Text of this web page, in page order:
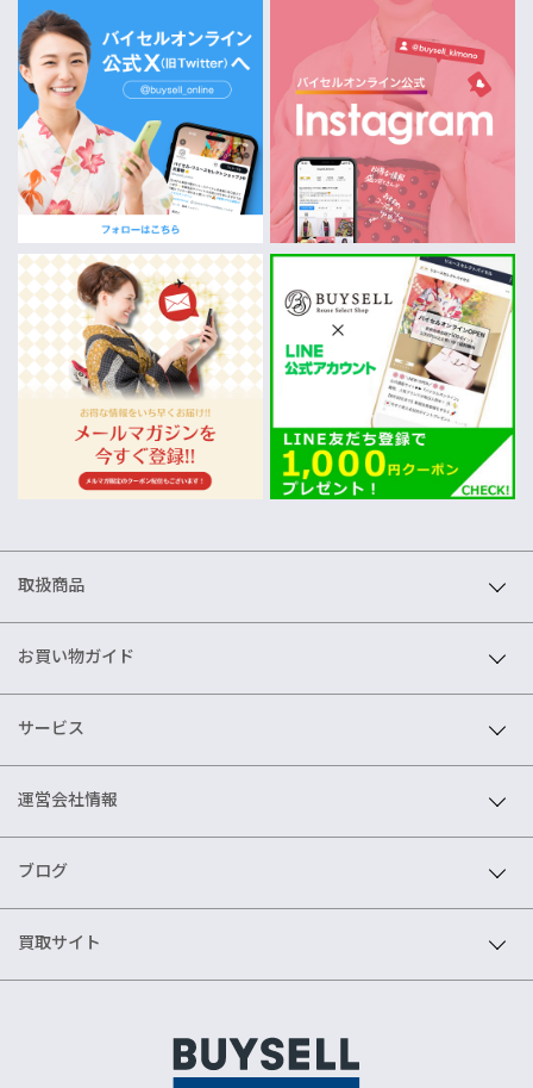
取扱商品
お買い物ガイド
サービス
運営会社情報
ブログ
買取サイト